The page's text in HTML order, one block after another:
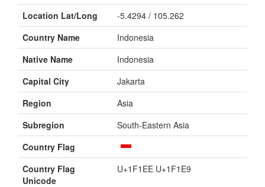
Location Lat/Long
-5.4294 / 105.262
Country Name
Indonesia
Native Name
Indonesia
Capital City
Jakarta
Region
Asia
Subregion
South-Eastern Asia
Country Flag
Country Flag
Unicode
U+1F1EE U+1F1E9